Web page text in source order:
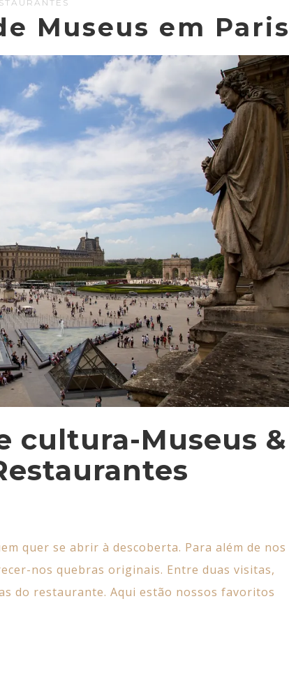
Museus em Paris
cultura-Museus &
quer se abrir à descoberta. Para além de nos
nos quebras originais. Entre duas visitas,
do restaurante. Aqui estão nossos favoritos